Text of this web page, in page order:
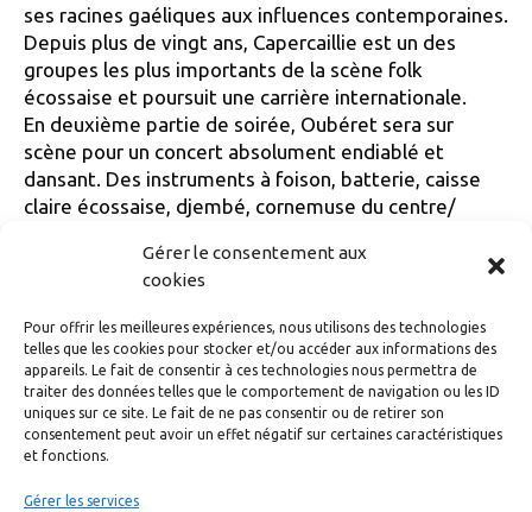
Gérer le consentement aux
cookies
Pour offrir les meilleures expériences, nous utilisons des technologies
telles que les cookies pour stocker et/ou accéder aux informations des
appareils. Le fait de consentir à ces technologies nous permettra de
traiter des données telles que le comportement de navigation ou les ID
uniques sur ce site. Le fait de ne pas consentir ou de retirer son
consentement peut avoir un effet négatif sur certaines caractéristiques
et fonctions.
Gérer les services
ses racines gaéliques aux influences contemporaines.
Depuis plus de vingt ans, Capercaillie est un des
groupes les plus importants de la scène folk
écossaise et poursuit une carrière internationale.
En deuxième partie de soirée, Oubéret sera sur
scène pour un concert absolument endiablé et
dansant. Des instruments à foison, batterie, caisse
claire écossaise, djembé, cornemuse du centre/
accordéons diatoniques. Un univers festif et
Catégories
Accueil
La grande parade du bagad
Merci!